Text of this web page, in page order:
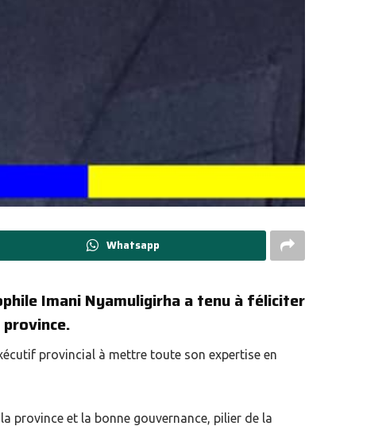
Whatsapp
Imani Nyamuligirha a tenu à féliciter
provincial à mettre toute son expertise en
province et la bonne gouvernance, pilier de la